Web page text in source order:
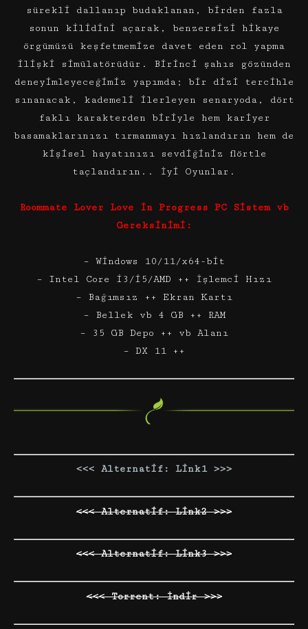
sürekli dallanıp budaklanan, birden fazla
sonun kilidini açarak, benzersizi hikaye
örgümüzü keşfetmemize davet eden rol yapma
ilişki simülatörüdür. Birinci şahıs gözünden
deneyimleyeceğimiz yapımda; bir dizi tercihle
sınanacak, kademeli ilerleyen senaryoda, dört
faklı karakterden biriyle hem kariyer
basamaklarınızı tırmanmayı hızlandırın hem de
kişisel hayatınızı sevdiğiniz flörtle
taçlandırın.. İyi Oyunlar.
Roommate Lover Love in Progress PC Sistem vb
Gereksinimi:
– Windows 10/11/x64-bit
– Intel Core i3/i5/AMD ++ İşlemci Hızı
– Bağımsız ++ Ekran Kartı
– Bellek vb 4 GB ++ RAM
– 35 GB Depo ++ vb Alanı
– DX 11 ++
<<< Alternatif: Link1 >>>
<<< Alternatif: Link2 >>>
<<< Alternatif: Link3 >>>
<<< Torrent: İndir >>>